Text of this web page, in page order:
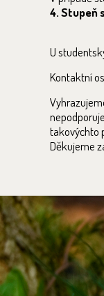
4. Stupeň
U
Kontaktní
takovýchto
Děkujeme